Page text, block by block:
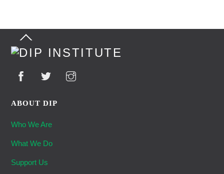
Back
Top
ABOUT DIP
Who We Are
What We Do
Support Us